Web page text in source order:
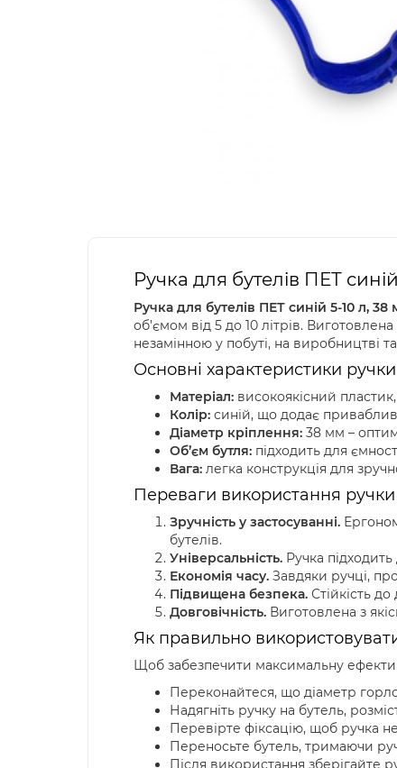
Ручка для бутелів ПЕТ
Ручка для бутелів ПЕТ синій 5-10 л, 38
об’ємом від 5 до 10 літрів.
незамінною у побуті, на виробництві
Основні характеристики
Матеріал: високоякісний
Колір: синій, що додає
Діаметр кріплення: 38 мм –
Об’єм бутля: підходить для
Вага: легка конструкція для
Переваги використання
Зручність у застосуванні.
бутелів.
Універсальність. Ручка
Економія часу. Завдяки ручці,
Підвищена безпека. Стійкість
Довговічність. Виготовлена з
Як правильно
Щоб забезпечити максимальну
Переконайтеся, що діаметр
Надягніть ручку на бутель,
Перевірте фіксацію, щоб ручка
Переносьте бутель, тримаючи
Після використання зберігайте